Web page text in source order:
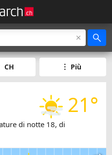
CH Più
21°
di notte 18, di